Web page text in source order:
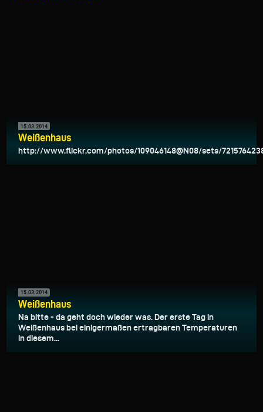
15.03.2014
Weißenhaus
http://www.flickr.com/photos/109046148@N08/sets/
15.03.2014
Weißenhaus
Na bitte - da geht doch wieder was. Der erste Tag in
Weißenhaus bei einigermaßen ertragbaren Temperaturen
in diesem...